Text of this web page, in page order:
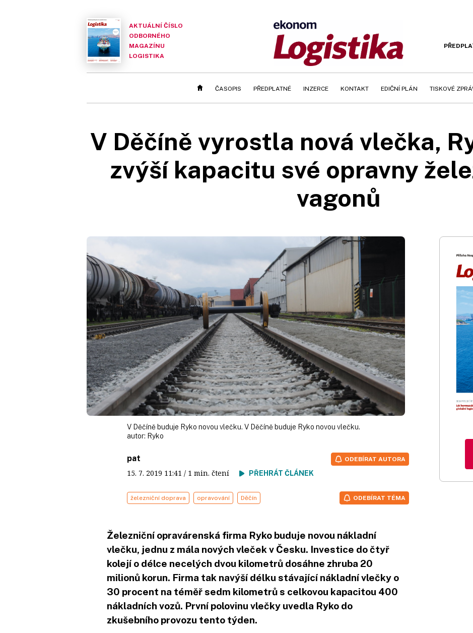
AKTUÁLNÍ ČÍSLO
ODBORNÉHO
MAGAZÍNU
LOGISTIKA
ČASOPIS PŘEDPLATNÉ INZERCE KONTAKT EDIČNÍ PLÁN TISKOVÉ
V Děčíně vyrostla nová vlečka,
zvýší kapacitu své opravny
vagonů
V Děčíně buduje Ryko novou vlečku. V Děčíně buduje Ryko novou vlečku.
autor: Ryko
pat
15. 7. 2019 11:41 / 1 min. čtení PŘEHRÁT ČLÁNEK
ODEBÍRAT AUTORA
železniční doprava opravování Děčín ODEBÍRAT TÉMA
Železniční opravárenská firma Ryko buduje novou nákladní
vlečku, jednu z mála nových vleček v Česku. Investice do čtyř
kolejí o délce necelých dvou kilometrů dosáhne zhruba 20
milionů korun. Firma tak navýší délku stávající nákladní vlečky o
30 procent na téměř sedm kilometrů s celkovou kapacitou 400
nákladních vozů. První polovinu vlečky uvedla Ryko do
zkušebního provozu tento týden.